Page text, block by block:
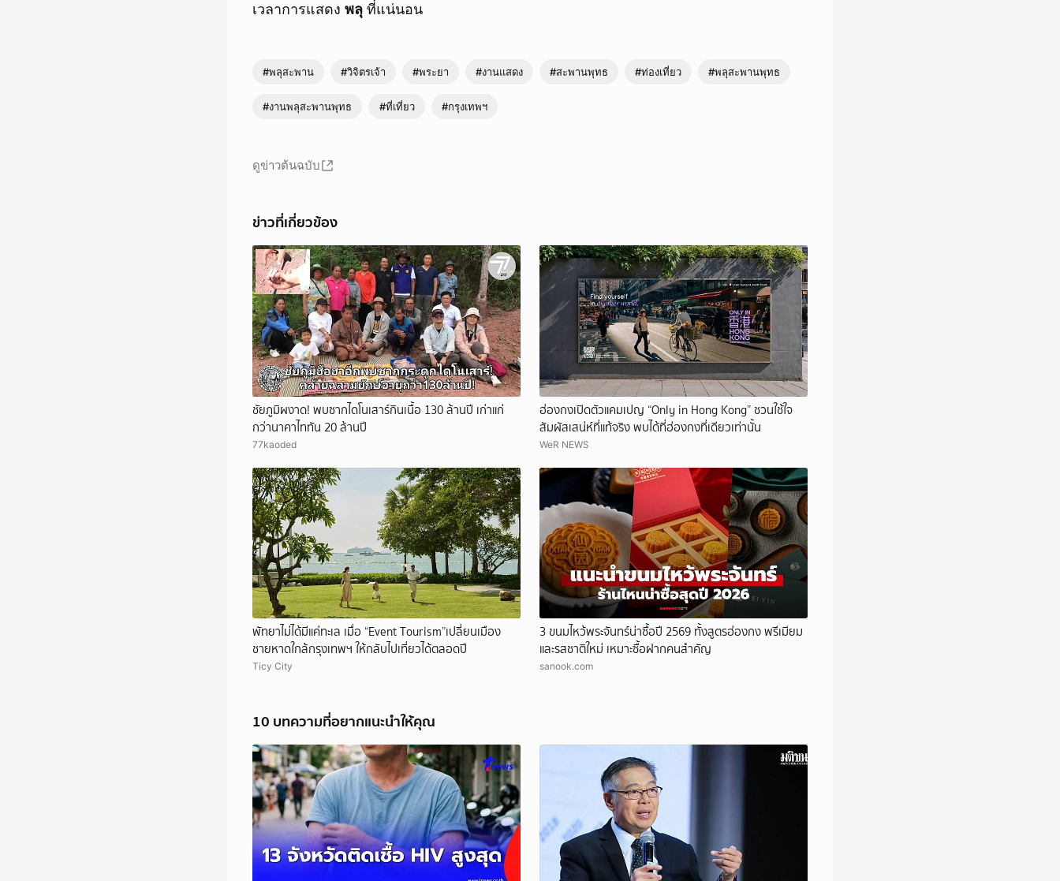
เวลาการแสดง พลุ ที่แน่นอน
#พลุสะพาน #วิจิตรเจ้า #พระยา #งานแสดง #สะพานพุทธ #ท่องเที่ยว #พลุสะพานพุทธ
#งานพลุสะพานพุทธ #ที่เที่ยว #กรุงเทพฯ
ดูข่าวต้นฉบับ
ข่าวที่เกี่ยวข้อง
ชัยภูมิผงาด! พบซากไดโนเสาร์กินเนื้อ 130 ล้านปี เก่าแก่
กว่านาคาไททัน 20 ล้านปี
77kaoded
ฮ่องกงเปิดตัวแคมเปญ “Only in Hong Kong” ชวนใช้ใจ
สัมผัสเสน่ห์ที่แท้จริง พบได้ที่ฮ่องกงที่เดียวเท่านั้น
WeR NEWS
พัทยาไม่ได้มีแค่ทะเล เมื่อ “Event Tourism”เปลี่ยนเมือง
ชายหาดใกล้กรุงเทพฯ ให้กลับไปเที่ยวได้ตลอดปี
Ticy City
3 ขนมไหว้พระจันทร์น่าซื้อปี 2569 ทั้งสูตรฮ่องกง พรีเมียม
และรสชาติใหม่ เหมาะซื้อฝากคนสำคัญ
sanook.com
10 บทความที่อยากแนะนำให้คุณ